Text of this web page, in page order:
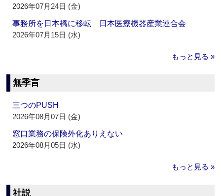
2026年07月24日 (金)
事務所を日本橋に移転 日本医療機器産業連合会
2026年07月15日 (水)
もっと見る »
無季言
三つのPUSH
2026年08月07日 (金)
窓口業務の保険外化ありえない
2026年08月05日 (水)
もっと見る »
社説